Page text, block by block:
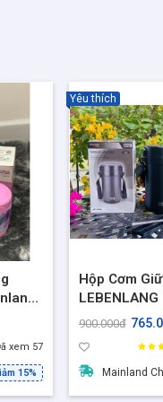
xem 57
15%
Hộp Cơm
Bằng Inox,
2.2L - Hàng
900.000đ
Mainland
Yêu thích